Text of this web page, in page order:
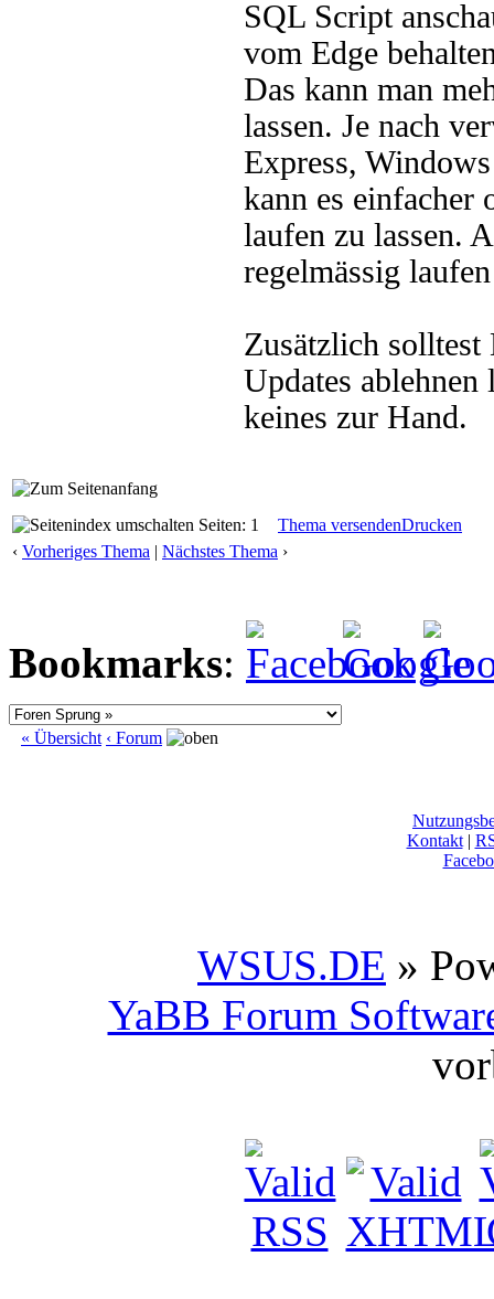
SQL Script
vom Edge
Das kann man
lassen. Je nach
Express,
kann es einfacher
laufen zu lassen.
regelmässig
Zusätzlich solltest
Updates
keines zur Hand.
Seiten: 1 Thema versendenDrucken
‹ Vorheriges Thema | Nächstes Thema ›
Bookmarks:
« Übersicht ‹ Forum
Kontakt|
WSUS.DE »
YaBB Forum